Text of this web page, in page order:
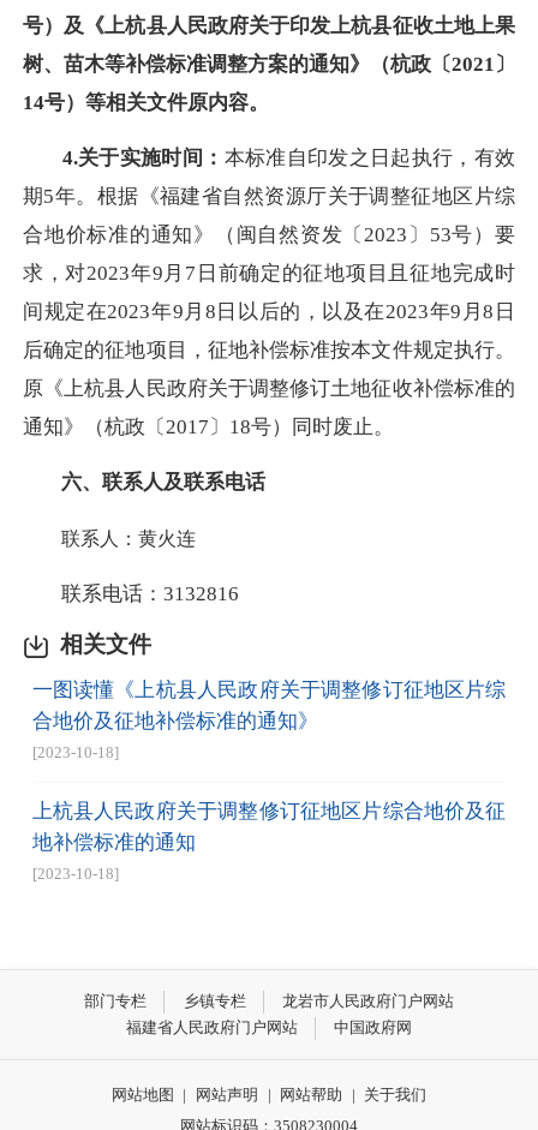
号）及《上杭县人民政府关于印发上杭县征收土地上果
树、苗木等补偿标准调整方案的通知》（杭政〔2021〕
14号）等相关文件原内容。
4.关于实施时间： 本标准自印发之日起执行，有效
期5年。根据《福建省自然资源厅关于调整征地区片综
合地价标准的通知》（闽自然资发〔2023〕53号）要
求，对2023年9月7日前确定的征地项目且征地完成时
间规定在2023年9月8日以后的，以及在2023年9月8日
后确定的征地项目，征地补偿标准按本文件规定执行。
原《上杭县人民政府关于调整修订土地征收补偿标准的
通知》（杭政〔2017〕18号）同时废止。
六、联系人及联系电话
联系人：黄火连
联系电话： 3132816
相关文件
一图读懂《上杭县人民政府关于调整修订征地区片综
合地价及征地补偿标准的通知》
[2023-10-18]
上杭县人民政府关于调整修订征地区片综合地价及征
地补偿标准的通知
[2023-10-18]
部门专栏 乡镇专栏
龙岩市人民政府门户网站
福建省人民政府门户网站
中国政府网
网站地图 | 网站声明 | 网站帮助 | 关于我们
网站标识码：3508230004